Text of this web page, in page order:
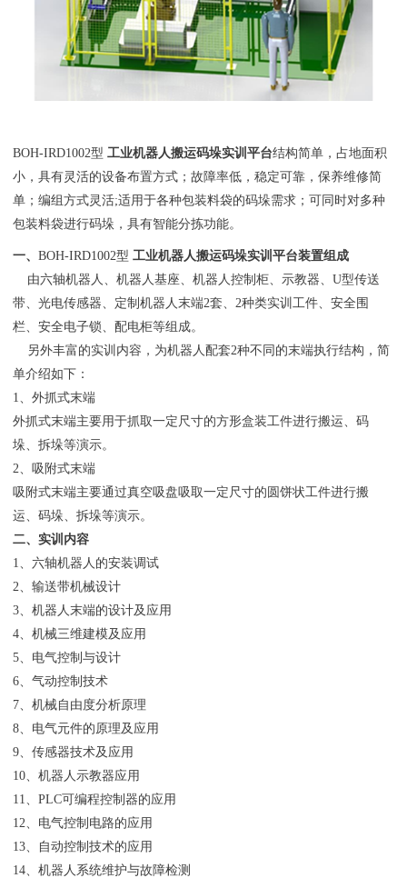
BOH-IRD1002型 工业机器人搬运码垛实训平台结构简单，占地面积
小，具有灵活的设备布置方式；故障率低，稳定可靠，保养维修简
单；编组方式灵活;适用于各种包装料袋的码垛需求；可同时对多种
包装料袋进行码垛，具有智能分拣功能。
一、BOH-IRD1002型 工业机器人搬运码垛实训平台装置组成
由六轴机器人、机器人基座、机器人控制柜、示教器、U型传送
带、光电传感器、定制机器人末端2套、2种类实训工件、安全围
栏、安全电子锁、配电柜等组成。
另外丰富的实训内容，为机器人配套2种不同的末端执行结构，简
单介绍如下：
1、外抓式末端
外抓式末端主要用于抓取一定尺寸的方形盒装工件进行搬运、码
垛、拆垛等演示。
2、吸附式末端
吸附式末端主要通过真空吸盘吸取一定尺寸的圆饼状工件进行搬
运、码垛、拆垛等演示。
二、实训内容
1、六轴机器人的安装调试
2、输送带机械设计
3、机器人末端的设计及应用
4、机械三维建模及应用
5、电气控制与设计
6、气动控制技术
7、机械自由度分析原理
8、电气元件的原理及应用
9、传感器技术及应用
10、机器人示教器应用
11、PLC可编程控制器的应用
12、电气控制电路的应用
13、自动控制技术的应用
14、机器人系统维护与故障检测